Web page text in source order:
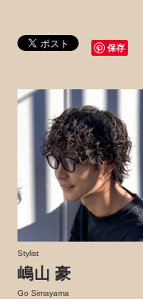
保存
Stylist
嶋山 豪
Go Simayama